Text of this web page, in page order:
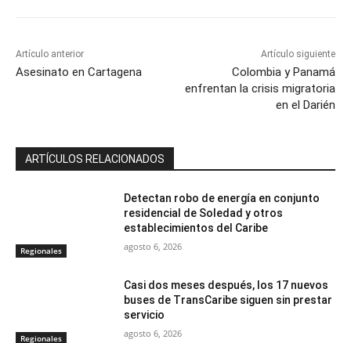
Artículo anterior
Asesinato en Cartagena
Artículo siguiente
Colombia y Panamá
enfrentan la crisis migratoria
en el Darién
ARTÍCULOS RELACIONADOS
Regionales
Detectan robo de energía en conjunto
residencial de Soledad y otros
establecimientos del Caribe
agosto 6, 2026
Regionales
Casi dos meses después, los 17 nuevos
buses de TransCaribe siguen sin prestar
servicio
agosto 6, 2026